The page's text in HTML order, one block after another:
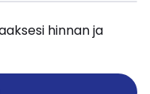
hinnan ja